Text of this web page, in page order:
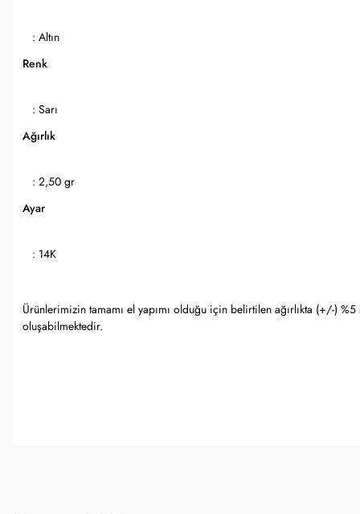
: Altın
Renk
: Sarı
Ağırlık
: 2,50 gr
Ayar
: 14K
Ürünlerimizin tamamı el yapımı olduğu için belirtilen ağırlıkta (+/-) %5
oluşabilmektedir.